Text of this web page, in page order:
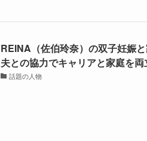
REINA（佐伯玲奈）の双子妊娠と
夫との協力でキャリアと家庭を
話題の人物